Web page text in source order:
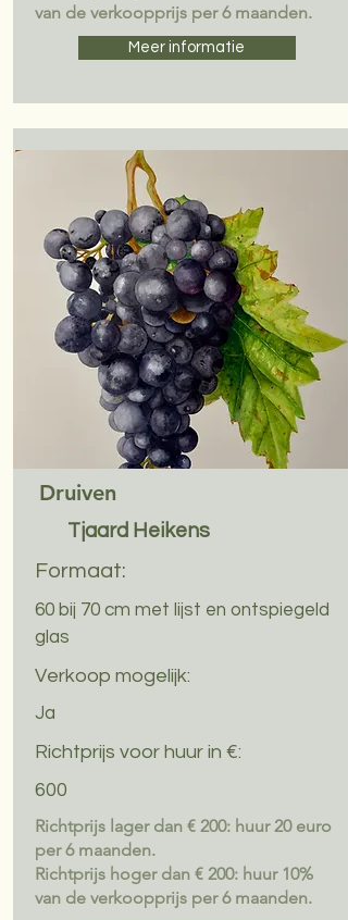
van de verkoopprijs per 6 maanden.
Meer informatie
Druiven
Tjaard Heikens
Formaat:
60 bij 70 cm met lijst en ontspiegeld
glas
Verkoop mogelijk:
Ja
Richtprijs voor huur in €:
600
Richtprijs lager dan € 200: huur 20 euro
per 6 maanden.
Richtprijs hoger dan € 200: huur 10%
van de verkoopprijs per 6 maanden.